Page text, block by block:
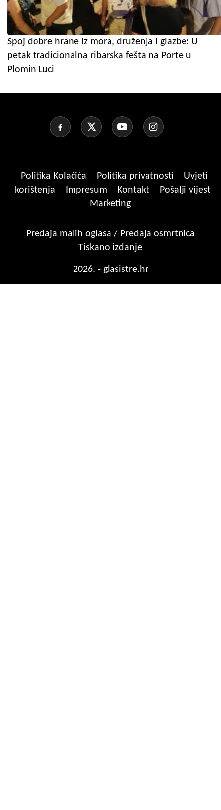
Spoj dobre hrane iz mora, druženja i glazbe: U
petak tradicionalna ribarska fešta na Porte u
Plomin Luci
Politika Kolačića Politika privatnosti
Uvjeti
korištenja
Impresum Kontakt
Pošalji vijest
Marketing
Predaja malih oglasa / Predaja osmrtnica
Tiskano izdanje
2026. - glasistre.hr